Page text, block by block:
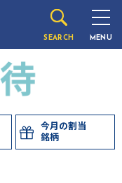
SEARCH MENU
今月の割当
銘柄